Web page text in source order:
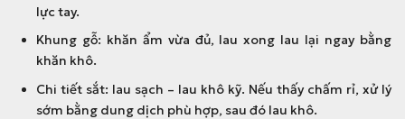
0
.
lực tay.
Khung gỗ: khăn ẩm vừa đủ, lau xong lau lại ngay bằng
khăn khô.
Chi tiết sắt: lau sạch – lau khô kỹ. Nếu thấy chấm rỉ, xử lý
sớm bằng dung dịch phù hợp, sau đó lau khô.